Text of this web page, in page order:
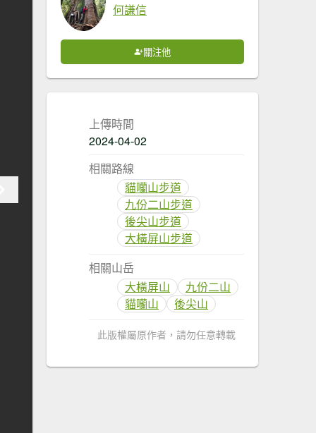
何謙信
關注他
上傳時間
2024-04-02
相關路線
貓囒山步道
九份二山步道
後尖山步道
大橫屏山步道
相關山岳
大橫屏山
九份二山
貓囒山
後尖山
此版權屬原作者，請勿任意轉載